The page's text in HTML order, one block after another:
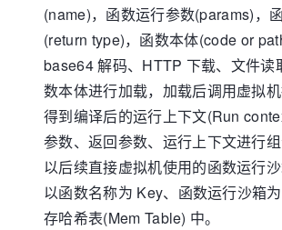
(name)，函数运行参数(params)，
(return type)，函数本体(code or
base64 解码、HTTP 下载、文件读
数本体进行加载，加载后调用虚拟机
得到编译后的运行上下文(Run
参数、返回参数、运行上下文进行
以后续直接虚拟机使用的函数运行沙
以函数名称为 Key、函数运行沙箱
存哈希表(Mem Table) 中。